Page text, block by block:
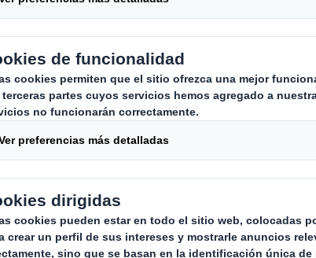
sencillos para cada
suministro
cartón ondulado troquelado se fabrican
en líneas de llenado o embalaje